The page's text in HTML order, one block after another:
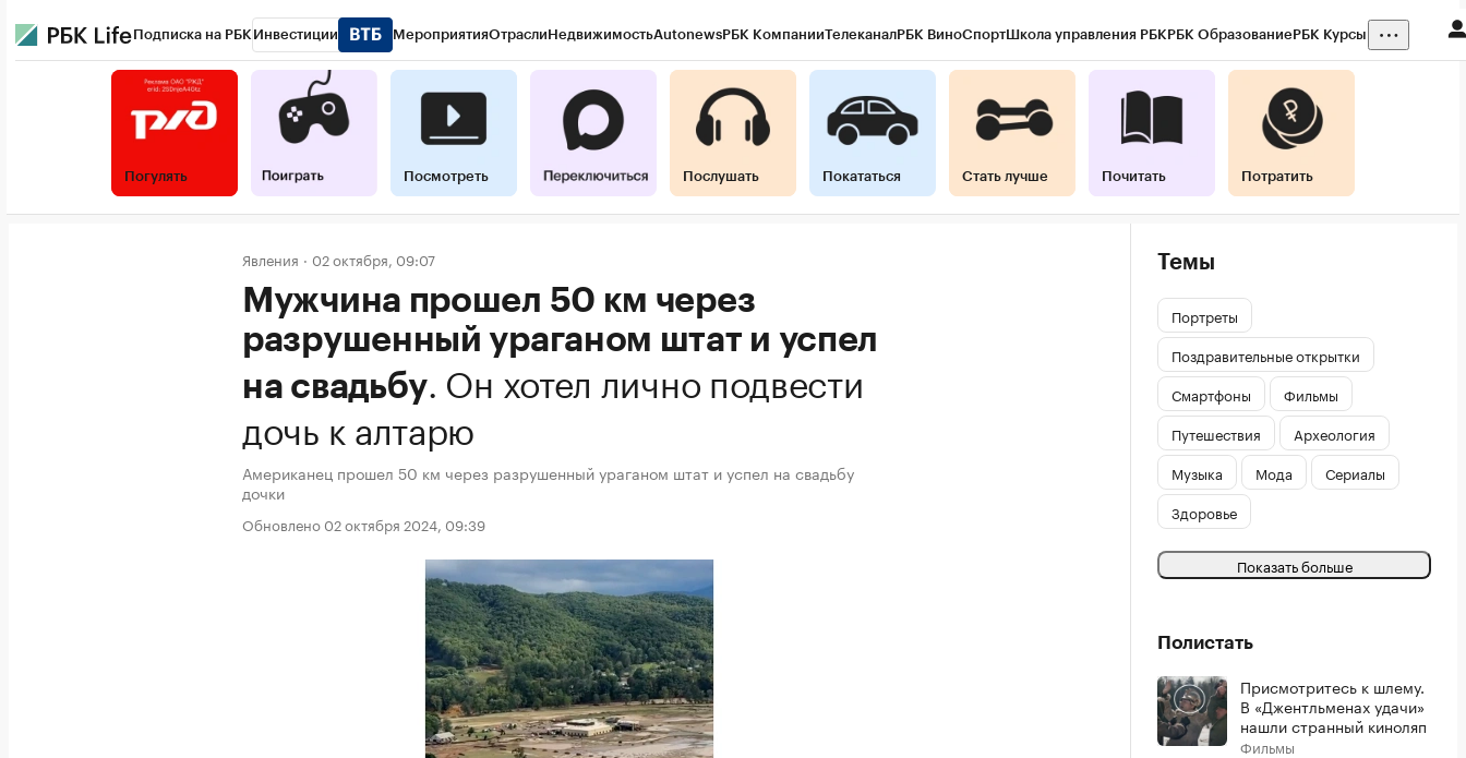
Подписка на РБК Инвестиции МероприятияОтраслиНедвижимостьAutonewsРБК КомпанииТелеканалРБК ВиноСпортШкола управления РБКРБК ОбразованиеРБК Курсы
Погулять Посмотреть Послушать Покататься Стать лучше Почитать Потратить
Явления 02 октября, 09:07
Мужчина прошел 50 км через
разрушенный ураганом штат и успел
на свадьбу. Он хотел лично подвести
дочь к алтарю
Американец прошел 50 км через разрушенный ураганом штат и успел на свадьбу
дочки
Обновлено 02 октября 2024, 09:39
Темы
Портреты
Поздравительные открытки
Смартфоны
Фильмы
Путешествия
Археология
Музыка
Мода
Сериалы
Здоровье
Показать больше
Полистать
Присмотритесь к шлему.
В «Джентльменах удачи»
нашли странный киноляп
Фильмы